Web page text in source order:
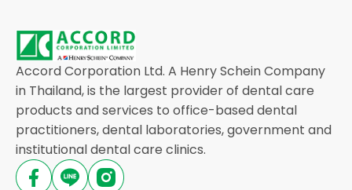
Accord Corporation Ltd. A Henry Schein Company
in Thailand, is the largest provider of dental care
products and services to office-based dental
practitioners, dental laboratories, government and
institutional dental care clinics.